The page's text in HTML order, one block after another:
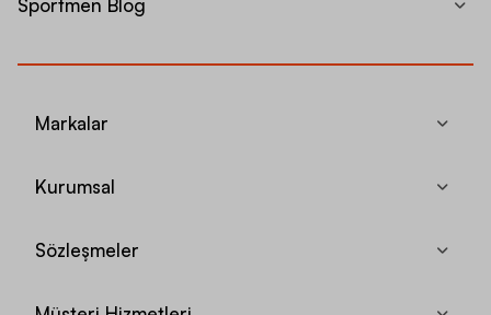
Sportmen Blog
Markalar
Kurumsal
Sözleşmeler